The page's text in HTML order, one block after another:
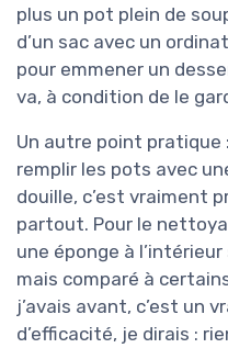
plus un pot plein de
d’un sac avec un
pour emmener un
va, à condition de le
Un autre point pratique
remplir les pots avec
douille, c’est vraiment
partout. Pour le
une éponge à
mais comparé à
j’avais avant, c’est un
d’efficacité, je dirais :